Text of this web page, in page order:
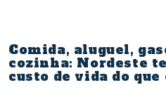
Comida, aluguel,
cozinha: Nordeste
custo de vida do